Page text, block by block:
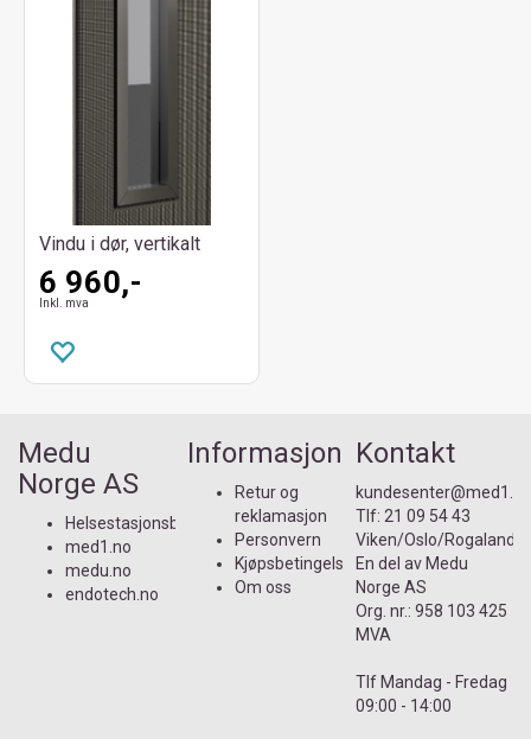
Vindu i dør, vertikalt
6 960,-
Inkl. mva
Medu
Norge AS
Helsestasjonsbutikken.no
med1.no
medu.no
endotech.no
Informasjon
Retur og
reklamasjon
Personvern
Kjøpsbetingelser
Om oss
Kontakt
kundesenter@med1.n
Tlf:21 09 54 43
Viken/Oslo/Rogaland
En del av Medu
Norge AS
Org. nr.: 958 103 425
MVA
Tlf Mandag - Fredag
09:00 - 14:00